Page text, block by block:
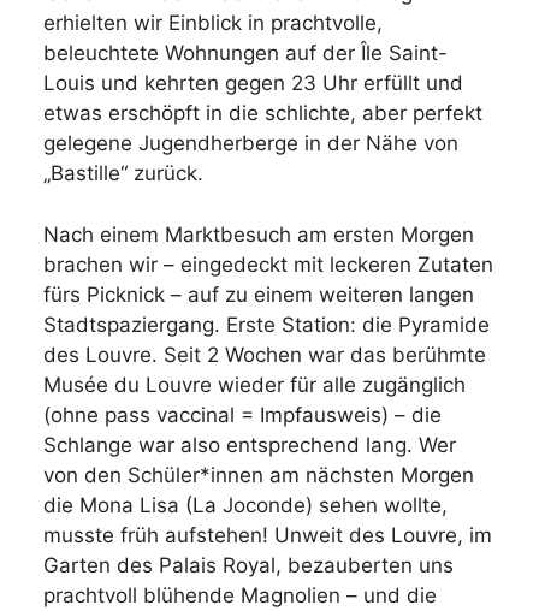
erhielten wir Einblick in prachtvolle,
beleuchtete Wohnungen auf der Île Saint-
Louis und kehrten gegen 23 Uhr erfüllt und
etwas erschöpft in die schlichte, aber perfekt
gelegene Jugendherberge in der Nähe von
„Bastille“ zurück.
Nach einem Marktbesuch am ersten Morgen
brachen wir – eingedeckt mit leckeren Zutaten
fürs Picknick – auf zu einem weiteren langen
Stadtspaziergang. Erste Station: die Pyramide
des Louvre. Seit 2 Wochen war das berühmte
Musée du Louvre wieder für alle zugänglich
(ohne pass vaccinal = Impfausweis) – die
Schlange war also entsprechend lang. Wer
von den Schüler*innen am nächsten Morgen
die Mona Lisa (La Joconde) sehen wollte,
musste früh aufstehen! Unweit des Louvre, im
Garten des Palais Royal, bezauberten uns
prachtvoll blühende Magnolien – und die